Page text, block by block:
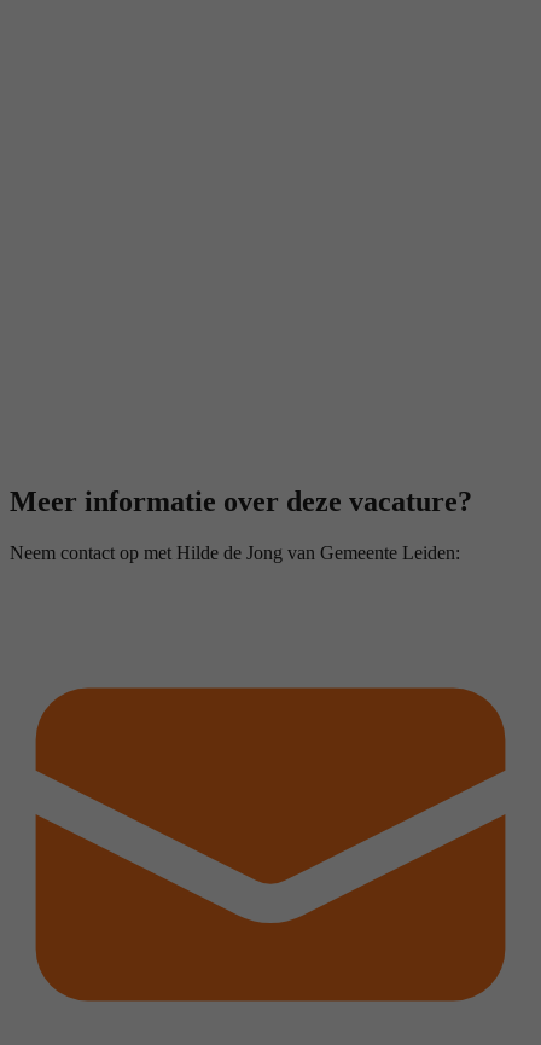
Meer informatie over deze vacature?
Neem contact op met Hilde de Jong van Gemeente Leiden: